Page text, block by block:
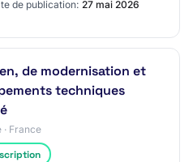
de publication: 27 mai 2026
de modernisation et
techniques
France